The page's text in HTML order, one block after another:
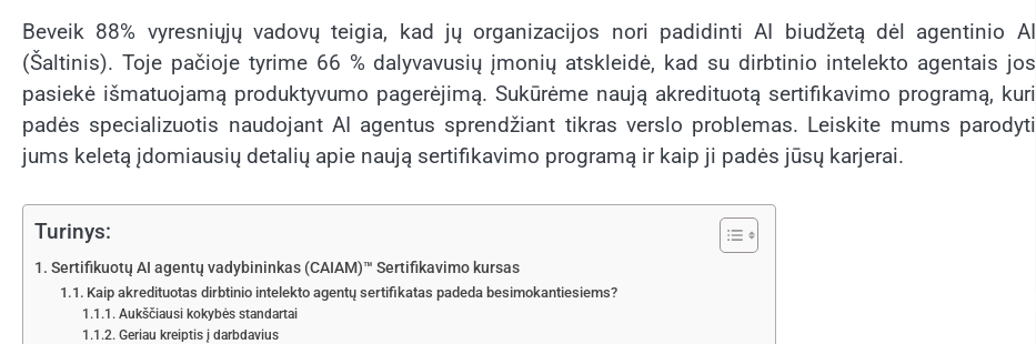
Beveik 88% vyresniųjų vadovų teigia, kad jų organizacijos nori padidinti AI biudžetą dėl agentinio AI
(Šaltinis). Toje pačioje tyrime 66 % dalyvavusių įmonių atskleidė, kad su dirbtinio intelekto agentais jos
pasiekė išmatuojamą produktyvumo pagerėjimą. Sukūrėme naują akredituotą sertifikavimo programą, kuri
padės specializuotis naudojant AI agentus sprendžiant tikras verslo problemas. Leiskite mums parodyti
jums keletą įdomiausių detalių apie naują sertifikavimo programą ir kaip ji padės jūsų karjerai.
Turinys:
Sertifikuotų AI agentų vadybininkas (CAIAM)™ Sertifikavimo kursas
Kaip akredituotas dirbtinio intelekto agentų sertifikatas padeda besimokantiesiems?
Aukščiausi kokybės standartai
Geriau kreiptis į darbdavius